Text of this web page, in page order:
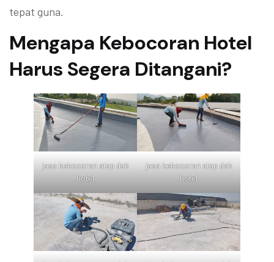
tepat guna.
Mengapa Kebocoran Hotel
Harus Segera Ditangani?
jasa kebocoran atap dak
hotel
jasa kebocoran atap dak
hotel